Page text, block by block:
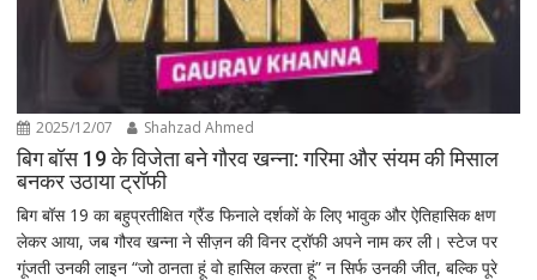
2025/12/07 Shahzad Ahmed
बिग बॉस 19 के विजेता बने गौरव खन्ना: गरिमा और संयम की मिसाल
बनकर उठाया ट्रॉफी
बिग बॉस 19 का बहुप्रतीक्षित ग्रैंड फिनाले दर्शकों के लिए भावुक और ऐतिहासिक क्षण
लेकर आया, जब गौरव खन्ना ने सीज़न की विनर ट्रॉफी अपने नाम कर ली। स्टेज पर
गूंजती उनकी लाइन “जो ठानता हूं वो हासिल करता हूं” न सिर्फ उनकी जीत, बल्कि पूरे